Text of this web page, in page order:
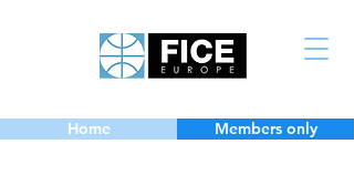
Home Members only